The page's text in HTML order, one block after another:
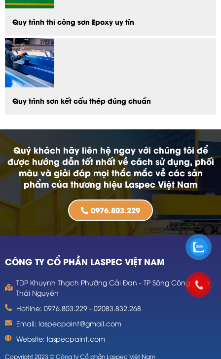
Quy trình thi công sơn Epoxy uy tín
Quy trình sơn kết cấu thép đúng chuẩn
Quý khách hãy liên hệ ngay với chúng tôi để
được hướng dẫn tốt nhất về cách sử dụng, phối
màu và giải đáp mọi thắc mắc về các sản
phẩm của thương hiệu Laspec Việt Nam
0976.803.229
CÔNG TY CỔ PHẦN LASPEC VIỆT NAM
TDP Khuynh Thạch Phường Cải Đan - TP Sông Công - Tỉnh
Thái Nguyên
Hotline: 0976.803.229 - 02083.832.268
Email: laspecpaint@gmail.com
Website: laspecpaint.com
Copyright 2023 © Công ty Cổ phần Laspec Việt Nam